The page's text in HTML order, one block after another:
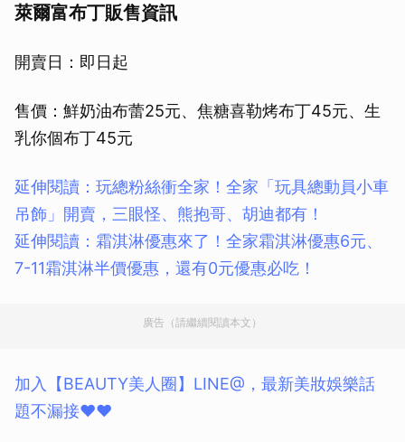
萊爾富布丁販售資訊
開賣日：即日起
售價：鮮奶油布蕾25元、焦糖喜勒烤布丁45元、生
乳你個布丁45元
延伸閱讀：玩總粉絲衝全家！全家「玩具總動員小車
吊飾」開賣，三眼怪、熊抱哥、胡迪都有！
延伸閱讀：霜淇淋優惠來了！全家霜淇淋優惠6元、
7-11霜淇淋半價優惠，還有0元優惠必吃！
廣告（請繼續閱讀本文）
加入【BEAUTY美人圈】LINE@，最新美妝娛樂話
題不漏接❤❤